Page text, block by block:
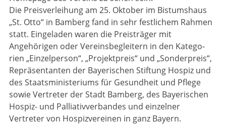
Die Preisverleihung am 25. Oktober im Bistumshaus
„St. Otto“ in Bamberg fand in sehr festlichem Rahmen
statt. Eingeladen waren die Preisträger mit
Angehörigen oder Vereinsbegleitern in den Kate­go­
rien „Einzelperson“, „Projektpreis“ und „Sonderpreis“,
Repräsentanten der Bayerischen Stiftung Hospiz und
des Staats­ministeriums für Gesundheit und Pflege
sowie Vertreter der Stadt Bamberg, des Bayerischen
Hospiz- und Palliativverbandes und einzelner
Vertreter von Hospizvereinen in ganz Bayern.